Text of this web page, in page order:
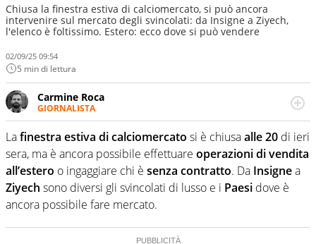
Chiusa la finestra estiva di calciomercato, si può ancora
intervenire sul mercato degli svincolati: da Insigne a Ziyech,
l'elenco è foltissimo. Estero: ecco dove si può vendere
02/09/25 09:54
5 min di lettura
Carmine Roca
GIORNALISTA
Giornalista pubblicista, appassionato di calcio in tutte le
sue sfaccettature, con una particolare predilezione per i
campionati minori.
Lafinestra estiva di calciomercato si è chiusaalle 20 di ieri
sera, ma è ancora possibile effettuare operazioni di vendita
all’estero o ingaggiare chi è senza contratto. Da Insignea
Ziyech sono diversi gli svincolati di lusso e i Paesi dove è
ancora possibile fare mercato.